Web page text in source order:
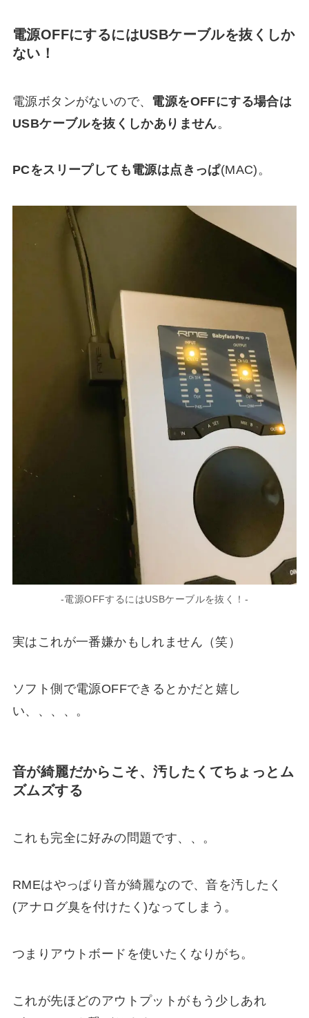
電源OFFにするにはUSBケーブルを抜くしか
ない！
電源ボタンがないので、 電源をOFFにする場合は
USBケーブルを抜くしかありません。
PCをスリープしても電源は点きっぱ(MAC)。
-電源OFFするにはUSBケーブルを抜く！-
実はこれが一番嫌かもしれません（笑）
ソフト側で電源OFFできるとかだと嬉し
い、、、、。
音が綺麗だからこそ、汚したくてちょっとム
ズムズする
これも完全に好みの問題です、、。
RMEはやっぱり音が綺麗なので、音を汚したく
(アナログ臭を付けたく)なってしまう。
つまりアウトボードを使いたくなりがち。
これが先ほどのアウトプットがもう少しあれ